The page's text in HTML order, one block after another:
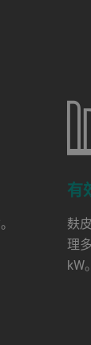
有
麸
理
kW。